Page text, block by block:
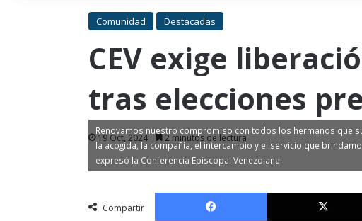
Comunidad Destacadas
CEV exige
tras elecciones
19 Oct, 2024 2 minutos de lectura
Renovamos nuestro compromiso con todos los hermanos que
la acogida, la compañía, el intercambio y el servicio que
expresó la Conferencia Episcopal Venezolana
Compartir
Facebook